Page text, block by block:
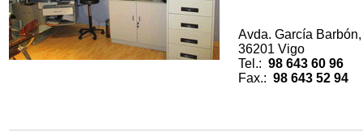
Avda. García Barbón,
36201 Vigo
Tel.: 98 643 60 96
Fax.: 98 643 52 94